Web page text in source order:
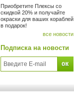
Приобретите Плексы со
скидкой 20% и получайте
окраски для ваших кораблей
в подарок!
все новости
Подписка на новости